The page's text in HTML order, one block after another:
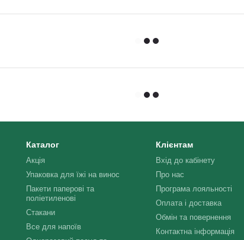
Каталог
Акція
Упаковка для їжі на винос
Пакети паперові та
поліетиленові
Стакани
Все для напоїв
Клієнтам
Вхід до кабінету
Про нас
Програма лояльності
Оплата і доставка
Обмін та повернення
Контактна інформація